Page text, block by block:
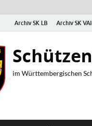
Archiv SK LB Archiv SK VAI
im Württembergischen